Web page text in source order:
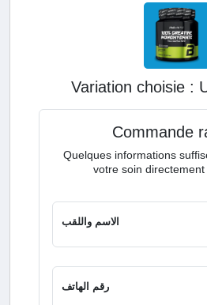
offre une pureté
puissance explosive et
lors d'entraînements
Variation choisie :
Commande
Quelques informations
votre soin directement
الاسم واللقب
رقم الهاتف